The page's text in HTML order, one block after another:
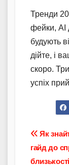
Тренди
фейки, AI
будують
дійте, і
скоро.
успіх
Як
гайд до
близькості